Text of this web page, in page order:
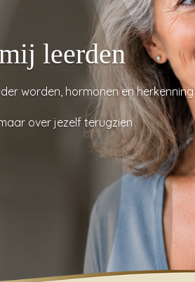
leerden
worden, hormonen en herkenning
over jezelf terugzien